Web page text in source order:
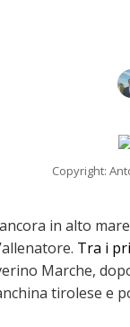
Copyright:
in alto
Tra i
Marche,
tirolese e